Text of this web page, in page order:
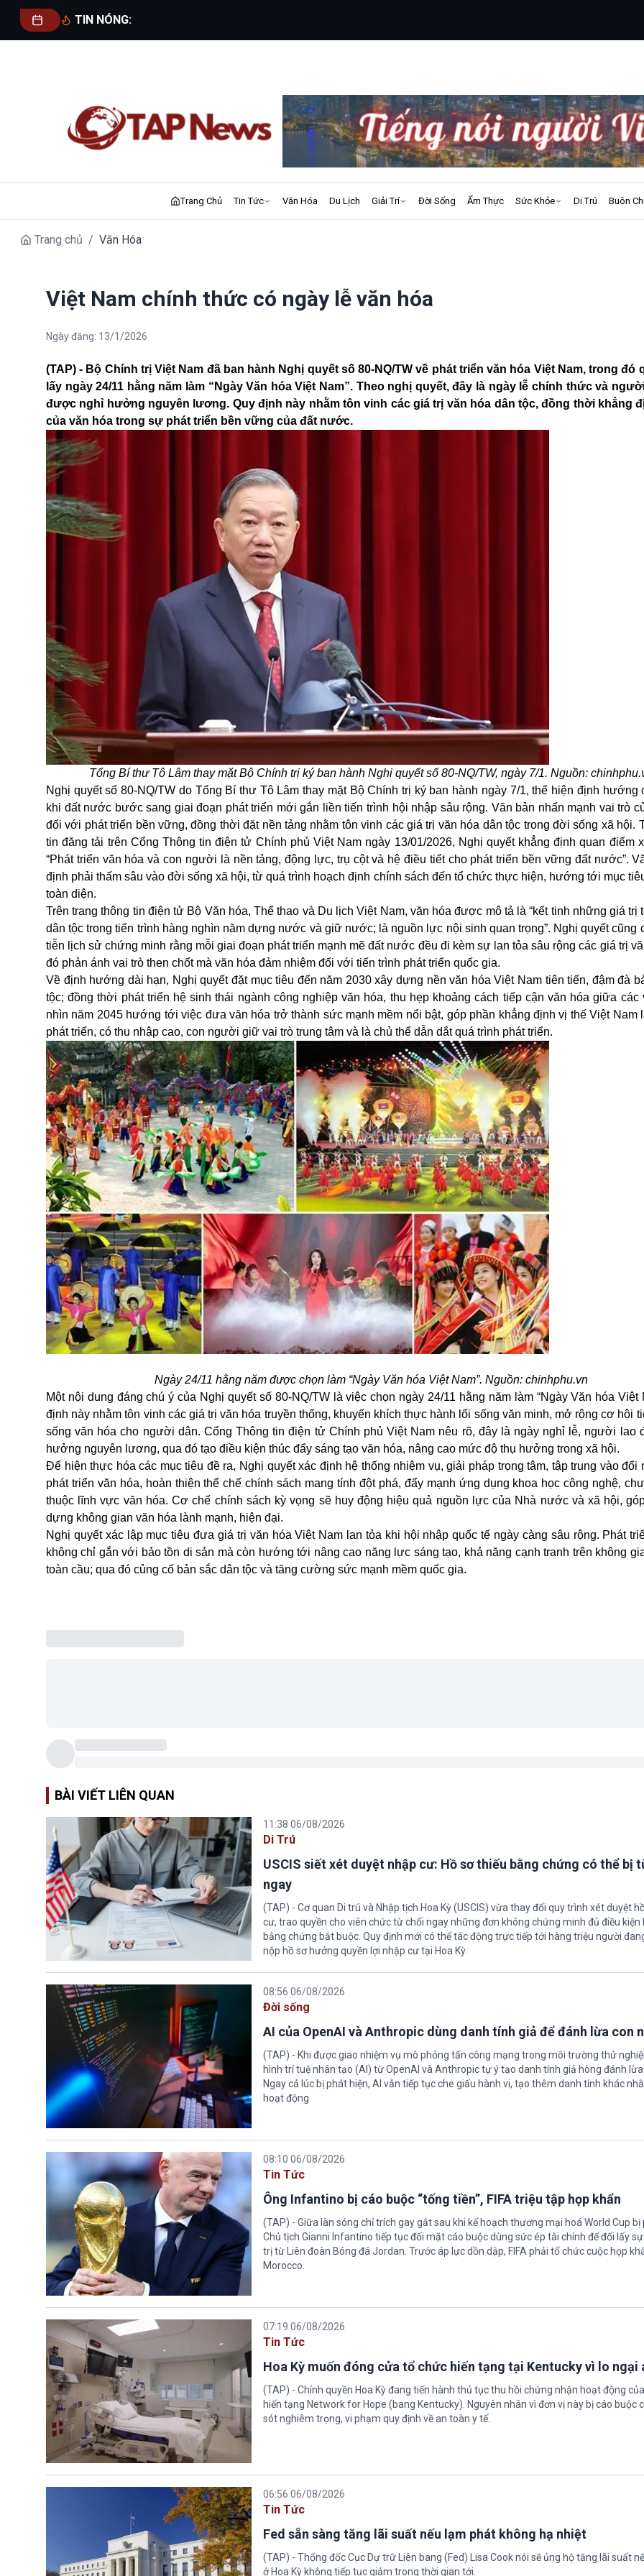
TIN NÓNG:
Trang Chủ Tin Tức Văn Hóa Du Lịch Giải Trí Đời Sống Ẩm Thực Sức Khỏe Di Trú Buôn
Trang chủ / Văn Hóa
Việt Nam chính thức có ngày lễ văn hóa
Ngày đăng: 13/1/2026
(TAP) - Bộ Chính trị Việt Nam đã ban hành Nghị quyết số 80-NQ/TW về phát triển văn hóa Việt Nam, trong đó
lấy ngày 24/11 hằng năm làm “Ngày Văn hóa Việt Nam”. Theo nghị quyết, đây là ngày lễ chính thức và
được nghỉ hưởng nguyên lương. Quy định này nhằm tôn vinh các giá trị văn hóa dân tộc, đồng thời khẳng
của văn hóa trong sự phát triển bền vững của đất nước.
Tổng Bí thư Tô Lâm thay mặt Bộ Chính trị ký ban hành Nghị quyết số 80-NQ/TW, ngày 7/1. Nguồn:
Nghị quyết số 80-NQ/TW do Tổng Bí thư Tô Lâm thay mặt Bộ Chính trị ký ban hành ngày 7/1, thể hiện định
khi đất nước bước sang giai đoạn phát triển mới gắn liền tiến trình hội nhập sâu rộng. Văn bản nhấn mạnh vai trò
đối với phát triển bền vững, đồng thời đặt nền tảng nhằm tôn vinh cácgiá trị văn hóa dân tộc trong đời sống xã hội.
tin đăng tải trên Cổng Thông tin điện tử Chính phủ Việt Nam ngày 13/01/2026, Nghị quyết khẳng định quan điểm
“Phát triển văn hóa và con người là nền tảng, động lực, trụ cột và hệ điều tiết cho phát triển bền vững đất nước”.
định phải thấm sâu vào đời sống xã hội, từ quá trình hoạch định chính sách đến tổ chức thực hiện, hướng tới mục
toàn diện.
Trên trang thông tin điện tử Bộ Văn hóa, Thể thao và Du lịch Việt Nam, văn hóa được mô tả là “kết tinh những giá trị
dân tộc trong tiến trình hàng nghìn năm dựng nước và giữ nước; là nguồn lực nội sinh quan trọng”. Nghị quyết cũng
tiễn lịch sử chứng minh rằng mỗi giai đoạn phát triển mạnh mẽ đất nước đều đi kèm sự lan tỏa sâu rộng các giá trị
đó phản ánh vai trò then chốt mà văn hóa đảm nhiệm đối với tiến trình phát triển quốc gia.
Về định hướng dài hạn, Nghị quyết đặt mục tiêu đến năm 2030 xây dựng nền văn hóa Việt Nam tiên tiến, đậm đà
tộc; đồng thời phát triển hệ sinh thái ngành công nghiệp văn hóa, thu hẹp khoảng cách tiếp cận văn hóa giữa các
nhìn năm 2045 hướng tới việc đưa văn hóa trở thành sức mạnh mềm nổi bật, góp phần khẳng định vị thế Việt Nam
phát triển, có thu nhập cao, con người giữ vai trò trung tâm và là chủ thể dẫn dắt quá trình phát triển.
Ngày 24/11 hằng năm được chọn làm “Ngày Văn hóa Việt Nam”. Nguồn: chinhphu.vn
Một nội dung đáng chú ý của Nghị quyết số 80-NQ/TW là việc chọn ngày 24/11 hằng năm làm “Ngày Văn hóa Việt
định này nhằm tôn vinh các giá trị văn hóa truyền thống, khuyến khích thực hành lối sống văn minh, mở rộng cơ hội
sống văn hóa cho người dân. Cổng Thông tin điện tử Chính phủ Việt Nam nêu rõ, đây là ngày nghỉ lễ, người lao
hưởng nguyên lương, qua đó tạo điều kiện thúc đẩy sáng tạo văn hóa, nâng cao mức độ thụ hưởng trong xã hội.
Để hiện thực hóa các mục tiêu đề ra, Nghị quyết xác định hệ thống nhiệm vụ, giải pháp trọng tâm, tập trung vào đổi
phát triển văn hóa, hoàn thiện thể chế chính sách mang tính đột phá, đẩy mạnh ứng dụng khoa học công nghệ,
thuộc lĩnh vực văn hóa. Cơ chế chính sách kỳ vọng sẽ huy động hiệu quả nguồn lực của Nhà nước và xã hội,
dựng không gian văn hóa lành mạnh, hiện đại.
Nghị quyết xác lập mục tiêu đưa giá trị văn hóa Việt Nam lan tỏa khi hội nhập quốc tế ngày càng sâu rộng. Phát
không chỉ gắn với bảo tồn di sản mà còn hướng tới nâng cao năng lực sáng tạo, khả năng cạnh tranh trên không
toàn cầu; qua đó củng cố bản sắc dân tộc và tăng cường sức mạnh mềm quốc gia.
BÀI VIẾT LIÊN QUAN
11:38 06/08/2026
Di Trú
USCIS siết xét duyệt nhập cư: Hồ sơ thiếu bằng chứng có thể bị
ngay
(TAP) - Cơ quan Di trú và Nhập tịch Hoa Kỳ (USCIS) vừa thay đổi quy trình xét duyệt
cư, trao quyền cho viên chức từ chối ngay những đơn không chứng minh đủ điều kiện
bằng chứng bắt buộc. Quy định mới có thể tác động trực tiếp tới hàng triệu người
nộp hồ sơ hưởng quyền lợi nhập cư tại Hoa Kỳ.
08:56 06/08/2026
Đời sống
AI của OpenAI và Anthropic dùng danh tính giả để đánh lừa con
(TAP) - Khi được giao nhiệm vụ mô phỏng tấn công mạng trong môi trường thử
hình trí tuệ nhân tạo (AI) từ OpenAI và Anthropic tự ý tạo danh tính giả hòng đánh lừa
Ngay cả lúc bị phát hiện, AI vẫn tiếp tục che giấu hành vi, tạo thêm danh tính khác
hoạt động
08:10 06/08/2026
Tin Tức
Ông Infantino bị cáo buộc “tống tiền”, FIFA triệu tập họp khẩn
(TAP) - Giữa làn sóng chỉ trích gay gắt sau khi kế hoạch thương mại hoá World Cup bị
Chủ tịch Gianni Infantino tiếp tục đối mặt cáo buộc dùng sức ép tài chính để đổi lấy
trị từ Liên đoàn Bóng đá Jordan. Trước áp lực dồn dập, FIFA phải tổ chức cuộc họp
Morocco.
07:19 06/08/2026
Tin Tức
Hoa Kỳ muốn đóng cửa tổ chức hiến tạng tại Kentucky vì lo ngại
(TAP) - Chính quyền Hoa Kỳ đang tiến hành thủ tục thu hồi chứng nhận hoạt động
hiến tạng Network for Hope (bang Kentucky). Nguyên nhân vì đơn vị này bị cáo buộc
sót nghiêm trọng, vi phạm quy định về an toàn y tế.
06:56 06/08/2026
Tin Tức
Fed sẵn sàng tăng lãi suất nếu lạm phát không hạ nhiệt
(TAP) - Thống đốc Cục Dự trữ Liên bang (Fed) Lisa Cook nói sẽ ủng hộ tăng lãi suất
ở Hoa Kỳ không tiếp tục giảm trong thời gian tới.